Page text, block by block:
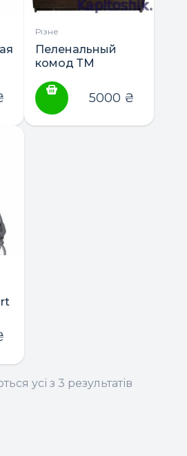
Різне
Пеленальный
комод ТМ
“Blumotion
Standart” 5000 ₴
усі з 3 результатів